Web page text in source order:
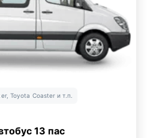
Toyota Coaster и т.п.
13 пас